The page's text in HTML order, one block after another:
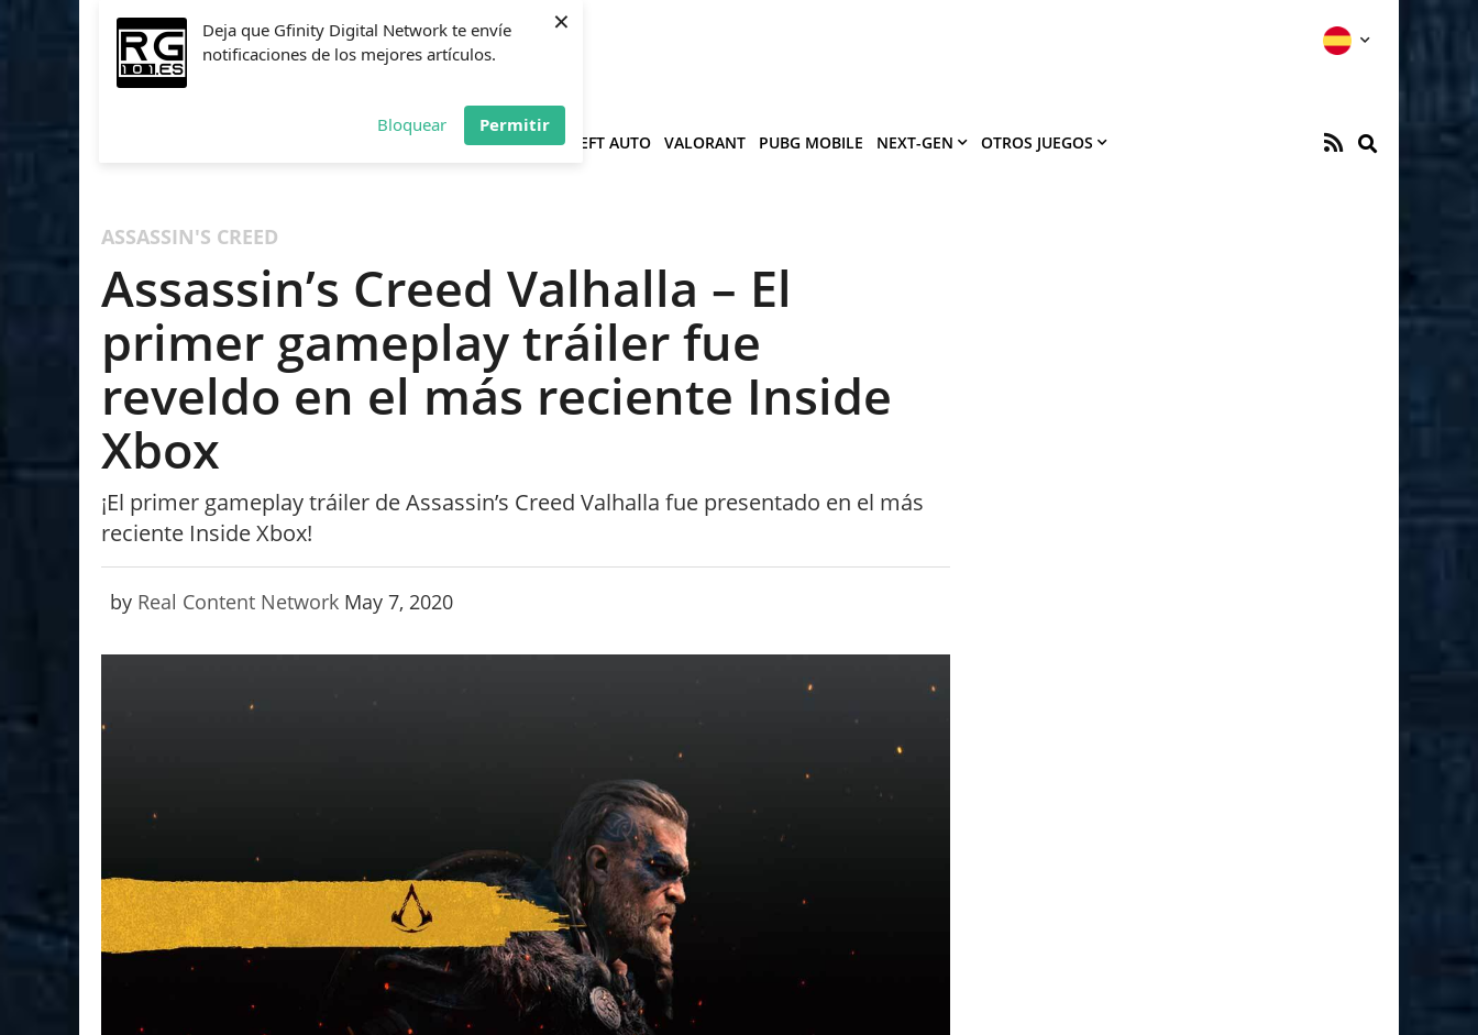
Deja que Gfinity Digital Network te envíe
notificaciones de los mejores artículos.
Bloquear Permitir
×
FORTNITE PES GRAND THEFT AUTO VALORANT PUBG MOBILE NEXT-GEN OTROS JUEGOS
ASSASSIN'S CREED
Assassin’s Creed Valhalla – El
primer gameplay tráiler fue
reveldo en el más reciente Inside
Xbox
¡El primer gameplay tráiler de Assassin’s Creed Valhalla fue presentado en el más
reciente Inside Xbox!
by Real Content Network May 7, 2020